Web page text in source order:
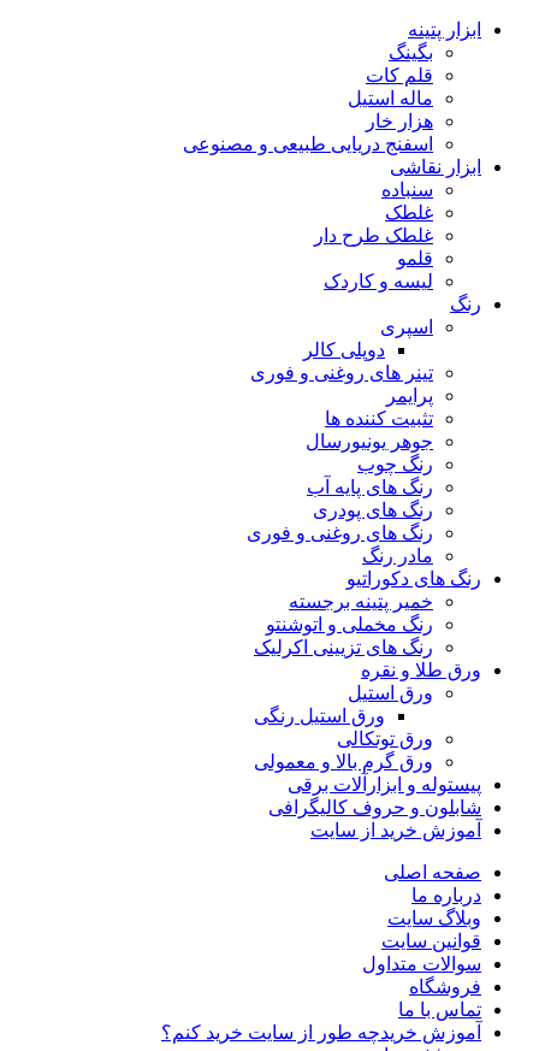
ابزار پتینه
بگینگ
قلم کات
ماله استیل
هزار خار
اسفنج دریایی طبیعی و مصنوعی
ابزار نقاشی
سنباده
غلطک
غلطک طرح دار
قلمو
لیسه و کاردک
رنگ
اسپری
دوپلی کالر
تینر های روغنی و فوری
پرایمر
تثبیت کننده ها
جوهر یونیورسال
رنگ چوب
رنگ‌ های پایه آب
رنگ های پودری
رنگ‌ های روغنی و فوری
مادر رنگ
رنگ های دکوراتیو
خمیر پتینه برجسته
رنگ مخملی و اتوشنتو
رنگ های تزیینی اکرلیک
ورق طلا و نقره
ورق استیل
ورق استیل رنگی
ورق توتکالی
ورق گرم بالا و معمولی
پیستوله و ابزارآلات برقی
شابلون و حروف کالیگرافی
آموزش خرید از سایت
صفحه اصلی
درباره ما
وبلاگ سایت
قوانین سایت
سوالات متداول
فروشگاه
تماس با ما
آموزش خریدچه طور از سایت خرید کنم؟